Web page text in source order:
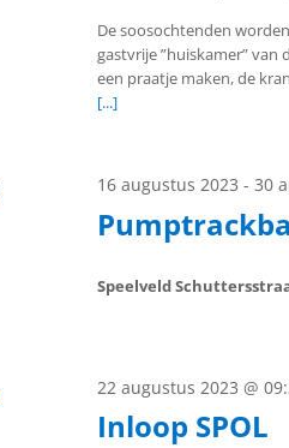
De soosochtenden
gastvrije ”huiskamer”
een praatje maken, de
[...]
16 augustus 2023 -30
Speelveld
22 augustus 2023 @
Inloop SPOL